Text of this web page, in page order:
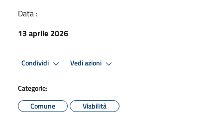
Data :
13 aprile 2026
Condividi Vedi azioni
Categorie:
Comune
Viabilità